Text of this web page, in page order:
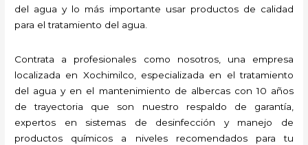
del agua y lo más importante usar productos de calidad
para el tratamiento del agua.
Contrata a profesionales como nosotros, una empresa
localizada en Xochimilco, especializada en el tratamiento
del agua y en el mantenimiento de albercas con 10 años
de trayectoria que son nuestro respaldo de garantía,
expertos en sistemas de desinfección y manejo de
productos químicos a niveles recomendados para tu